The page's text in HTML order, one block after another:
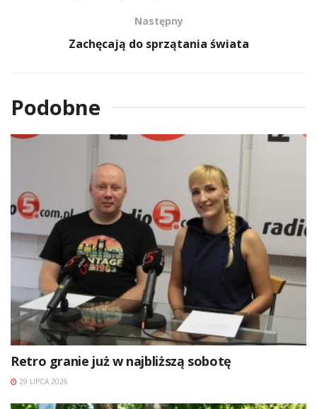
Następny
Zachęcają do sprzątania świata
Podobne
Retro granie już w najbliższą sobotę
29 LIPCA 2026